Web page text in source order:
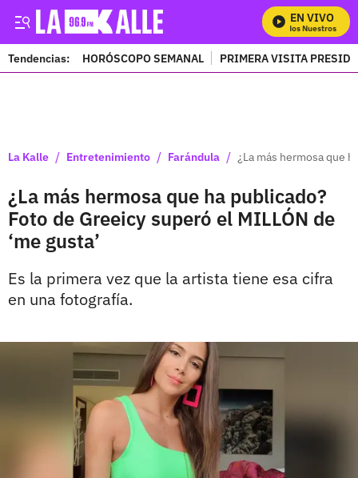
EN VIVO
Mira Todos Nuestros
Tendencias: HORÓSCOPO SEMANAL PRIMERA VISITA
La Kalle / Entretenimiento / Farándula / ¿La más hermosa que
¿La más hermosa que ha publicado?
Foto de Greeicy superó el MILLÓN de
‘me gusta’
Es la primera vez que la artista tiene esa cifra
en una fotografía.